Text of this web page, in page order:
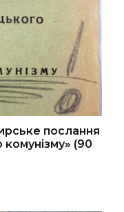
послання
(90